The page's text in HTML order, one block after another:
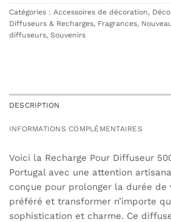
Catégories : Accessoires de décoration,
Diffuseurs & Recharges, Fragrances,
diffuseurs, Souvenirs
DESCRIPTION
INFORMATIONS COMPLÉMENTAIRES
Voici la Recharge Pour Diffuseur
Portugal avec une attention
conçue pour prolonger la durée
préféré et transformer n’importe
sophistication et charme. Ce